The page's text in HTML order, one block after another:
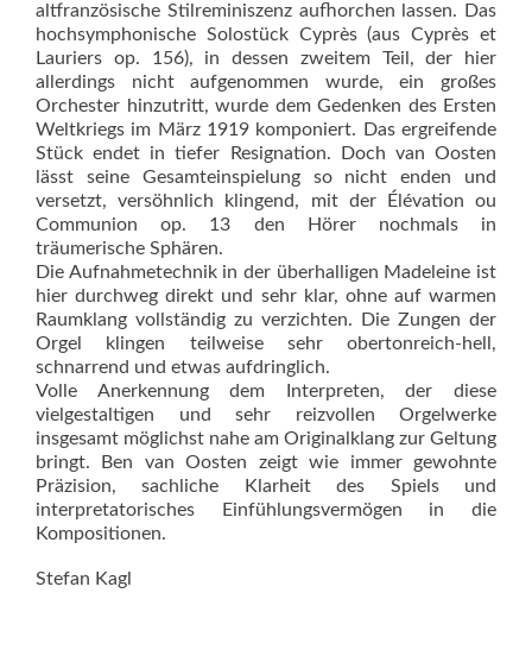
altfranzösische Stilreminiszenz aufhorchen lassen. Das
hochsymphonische Solostück Cyprès (aus Cyprès et
Lauriers op. 156), in dessen zweitem Teil, der hier
allerdings nicht aufgenommen wurde, ein großes
Orchester hinzutritt, wurde dem Gedenken des Ersten
Weltkriegs im März 1919 komponiert. Das ergreifende
Stück endet in tiefer Resignation. Doch van Oos­ten
lässt seine Gesamteinspielung so nicht enden und
versetzt, versöhnlich klingend, mit der Élévation ou
Communion op. 13 den Hörer nochmals in
träumerische Sphären.
Die Aufnahmetechnik in der überhalligen Madeleine ist
hier durchweg direkt und sehr klar, ohne auf warmen
Raumklang vollständig zu verzichten. Die Zungen der
Orgel klingen teilweise sehr obertonreich-hell,
schnarrend und etwas aufdringlich.
Volle Anerkennung dem Interpreten, der diese
vielgestaltigen und sehr reizvollen Orgelwerke
insgesamt möglichst nahe am Originalklang zur Geltung
bringt. Ben van Oosten zeigt wie immer gewohnte
Präzision, sachliche Klarheit des Spiels und
interpretatorisches Einfühlungsvermögen in die
Kompositionen.
Stefan Kagl